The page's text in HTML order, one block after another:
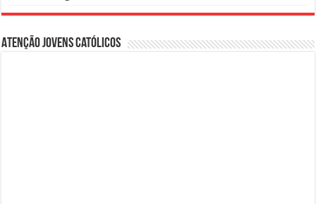
Atenção Jovens Católicos